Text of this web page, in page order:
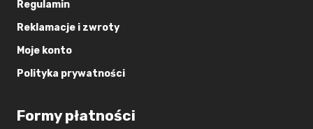
Regulamin
Reklamacje i zwroty
Moje konto
Polityka prywatności
Formy płatności